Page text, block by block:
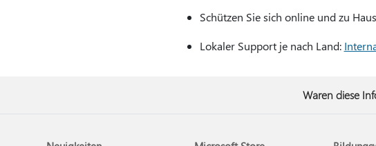
Schützen Sie sich online und zu
Lokaler Support je nach Land:
Waren diese